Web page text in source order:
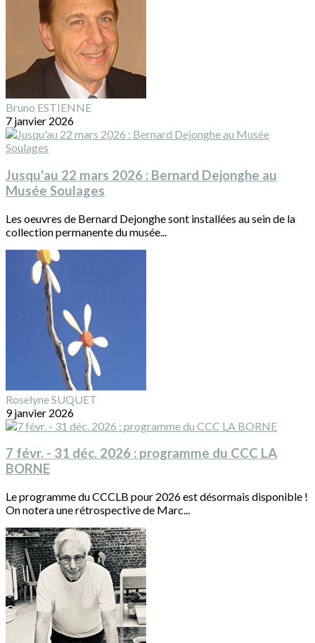
Bruno ESTIENNE
7 janvier 2026
Jusqu'au 22 mars 2026 : Bernard Dejonghe au
Musée Soulages
Les oeuvres de Bernard Dejonghe sont installées au sein de la
collection permanente du musée...
Roselyne SUQUET
9 janvier 2026
7 févr. - 31 déc. 2026 : programme du CCC LA
BORNE
Le programme du CCCLB pour 2026 est désormais disponible !
On notera une rétrospective de Marc...